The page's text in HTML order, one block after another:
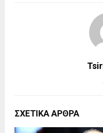
ΣΧΕΤΙΚΑ ΑΡΘΡΑ